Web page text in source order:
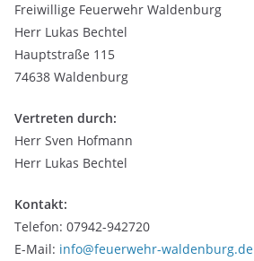
Freiwillige Feuerwehr Waldenburg
Herr Lukas Bechtel
Hauptstraße 115
74638 Waldenburg
Vertreten durch:
Herr Sven Hofmann
Herr Lukas Bechtel
Kontakt:
Telefon: 07942-942720
E-Mail: info@feuerwehr-waldenburg.de